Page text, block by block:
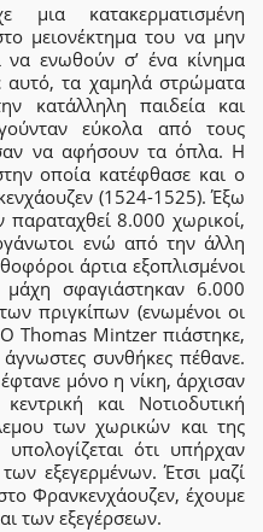
κατακερματισμένη
μειονέκτημα του να μην
να ενωθούν σ’ ένα κίνημα
αυτό, τα χαμηλά στρώματα
κατάλληλη παιδεία και
εύκολα από τους
να αφήσουν τα όπλα. Η
οποία κατέφθασε και ο
(1524-1525). Έξω
παραταχθεί 8.000 χωρικοί,
ενώ από την άλλη
άρτια εξοπλισμένοι
σφαγιάστηκαν 6.000
πριγκίπων (ενωμένοι οι
Thomas Mintzer πιάστηκε,
συνθήκες πέθανε.
μόνο η νίκη, άρχισαν
και Νοτιοδυτική
των χωρικών και της
ότι υπήρχαν
εξεγερμένων. Έτσι μαζί
Φρανκενχάουζεν, έχουμε
των εξεγέρσεων.